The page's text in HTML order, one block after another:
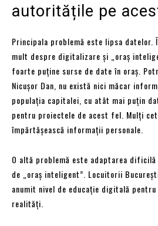
autoritățile pe
Principala problemă este lipsa datelor.
mult despre digitalizare și „oraș
foarte puține surse de date în oraș.
Nicușor Dan, nu există nici măcar
populația capitalei, cu atât mai puțin
pentru proiectele de acest fel. Mulți
împărtășească informații personale.
O altă problemă este adaptarea
de „oraș inteligent”. Locuitorii
anumit nivel de educație digitală
realități.